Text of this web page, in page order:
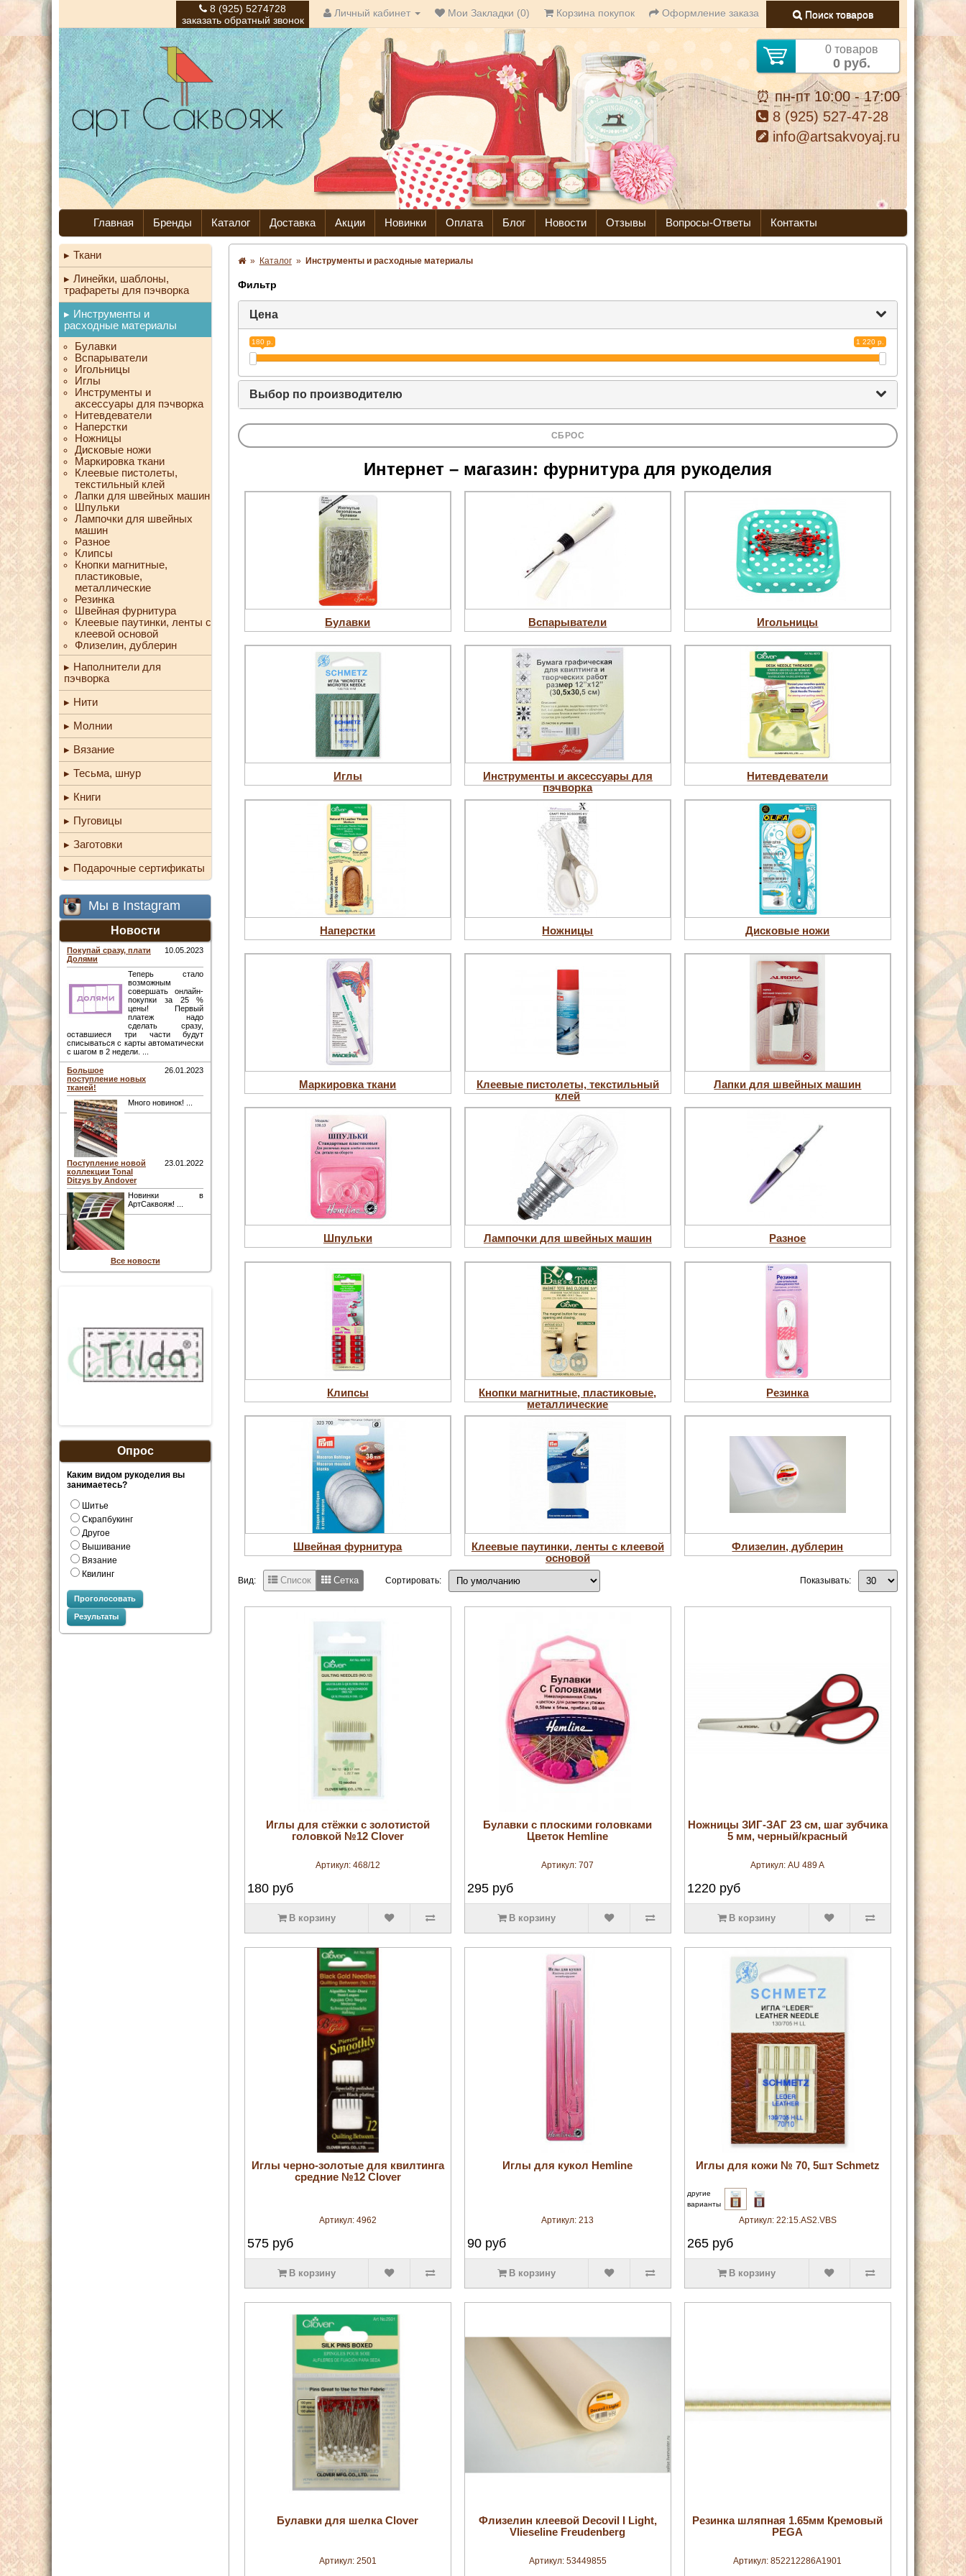
8 (925) 5274728
заказать обратный звонок
Личный кабинет Мои Закладки (0) Корзина покупок Оформление заказа Поиск товаров
0 товаров
0 руб.
⏰ пн-пт 10:00 - 17:00
8 (925) 527-47-28
info@artsakvoyaj.ru
Главная Бренды Каталог Доставка Акции Новинки Оплата Блог Новости Отзывы Вопросы-Ответы Контакты
Ткани
Линейки, шаблоны,
трафареты для пэчворка
Инструменты и
расходные материалы
Булавки
Вспарыватели
Игольницы
Иглы
Инструменты и
аксессуары для пэчворка
Нитевдеватели
Наперстки
Ножницы
Дисковые ножи
Маркировка ткани
Клеевые пистолеты,
текстильный клей
Лапки для швейных машин
Шпульки
Лампочки для швейных
машин
Разное
Клипсы
Кнопки магнитные,
пластиковые,
металлические
Резинка
Швейная фурнитура
Клеевые паутинки, ленты с
клеевой основой
Флизелин, дублерин
Наполнители для
пэчворка
Нити
Молнии
Вязание
Тесьма, шнур
Книги
Пуговицы
Заготовки
Подарочные сертификаты
Мы в Instagram
Новости
Покупай сразу, плати
Долями
10.05.2023
Теперь стало
возможным
совершать онлайн-
покупки за 25 %
цены! Первый
платеж надо
сделать сразу,
оставшиеся три части будут
списываться с карты автоматически
с шагом в 2 недели. ...
Большое
поступление новых
тканей!
26.01.2023
Много новинок! ...
Поступление новой
коллекции Tonal
Ditzys by Andover
23.01.2022
Новинки в
АртСаквояж! ...
Все новости
Опрос
Каким видом рукоделия вы
занимаетесь?
Шитье
Скрапбукинг
Другое
Вышивание
Вязание
Квилинг
Проголосовать
Результаты
» Каталог » Инструменты и расходные материалы
Фильтр
Цена
180 р. 1 220 р.
Выбор по производителю
СБРОС
Интернет – магазин: фурнитура для рукоделия
Булавки Вспарыватели Игольницы
Иглы
Инструменты и аксессуары для
пэчворка
Нитевдеватели
Наперстки Ножницы Дисковые ножи
Маркировка ткани
Клеевые пистолеты, текстильный
клей
Лапки для швейных машин
Шпульки Лампочки для швейных машин Разное
Клипсы
Кнопки магнитные, пластиковые,
металлические
Резинка
Швейная фурнитура
Клеевые паутинки, ленты с клеевой
основой
Флизелин, дублерин
Вид: Список Сетка Сортировать: Показывать:
увеличить
Иглы для стёжки с золотистой
головкой №12 Clover
Артикул: 468/12
180руб
В корзину
увеличить
Булавки с плоскими головками
Цветок Hemline
Артикул:707
295 руб
В корзину
увеличить
Ножницы ЗИГ-ЗАГ 23 см, шаг зубчика
5 мм, черный/красный
Артикул:AU 489 A
1220 руб
В корзину
увеличить
Иглы черно-золотые для квилтинга
средние №12 Clover
Артикул: 4962
575руб
В корзину
увеличить
Иглы для кукол Hemline
Артикул:213
90 руб
В корзину
увеличить
Иглы для кожи № 70, 5шт Schmetz
другие
варианты
Артикул: 22:15.AS2.VBS
265 руб
В корзину
увеличить
Булавки для шелка Clover
Артикул: 2501
увеличить
Флизелин клеевой Decovil I Light,
Vlieseline Freudenberg
Артикул: 53449855
увеличить
Резинка шляпная 1.65мм Кремовый
PEGA
Артикул:852212286A1901